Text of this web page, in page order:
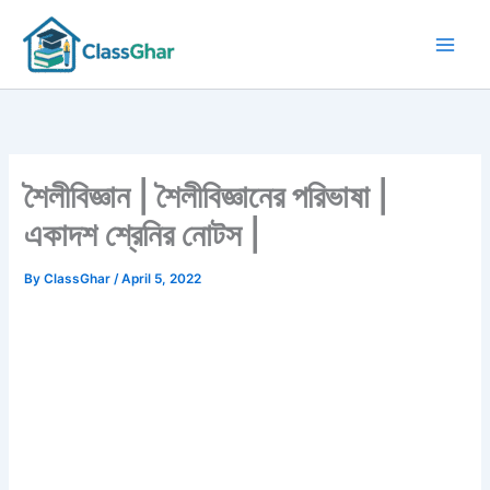
content
শৈলীবিজ্ঞান | শৈলীবিজ্ঞানের পরিভাষা |
একাদশ শ্রেনির নোটস |
ByClassGhar/April 5, 2022